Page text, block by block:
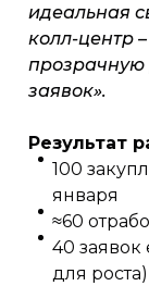
Результат
100
января
≈60
40 заявок
для роста)
идеальная
колл-центр
прозрачную
заявок».